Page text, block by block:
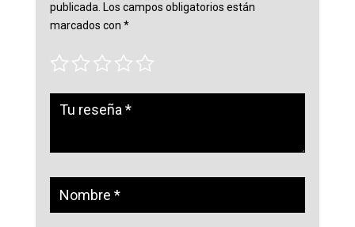
publicada. Los campos obligatorios están
marcados con *